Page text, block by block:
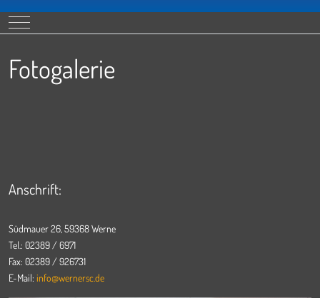
Mobile Menu Toggle
Fotogalerie
Anschrift:
Südmauer 26, 59368 Werne
Tel.: 02389 / 6971
Fax: 02389 / 926731
E-Mail: info@wernersc.de